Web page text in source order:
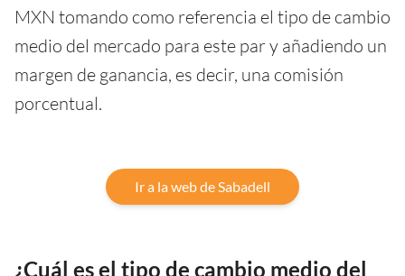
MXN tomando como referencia el tipo de cambio
medio del mercado para este par y añadiendo un
margen de ganancia, es decir, una comisión
porcentual.
Ir a la web de Sabadell
¿Cuál es el tipo de cambio medio del